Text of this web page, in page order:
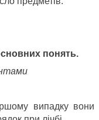
понять.
випадку вони